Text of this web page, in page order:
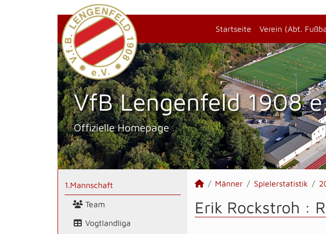
Startseite Verein (Abt.
VfB Lengenfeld 1908
Offizielle Homepage
1.Mannschaft
Team
Vogtlandliga
Männer Spielerstatistik
Erik Rockstroh :